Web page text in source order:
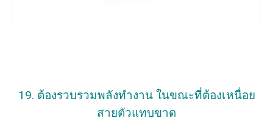
19. ต้องรวบรวมพลังทำงาน ในขณะที่ต้องเหนื่อย
สายตัวแทบขาด